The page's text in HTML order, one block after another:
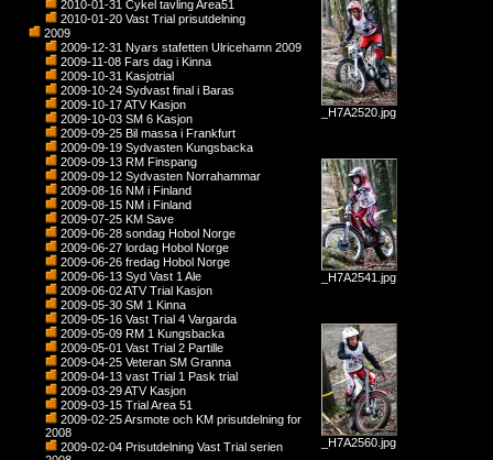
2010-01-31 Cykel tavling Area51
2010-01-20 Vast Trial prisutdelning
2009
2009-12-31 Nyars stafetten Ulricehamn 2009
2009-11-08 Fars dag i Kinna
2009-10-31 Kasjotrial
2009-10-24 Sydvast final i Baras
2009-10-17 ATV Kasjon
2009-10-03 SM 6 Kasjon
2009-09-25 Bil massa i Frankfurt
2009-09-19 Sydvasten Kungsbacka
2009-09-13 RM Finspang
2009-09-12 Sydvasten Norrahammar
2009-08-16 NM i Finland
2009-08-15 NM i Finland
2009-07-25 KM Save
2009-06-28 sondag Hobol Norge
2009-06-27 lordag Hobol Norge
2009-06-26 fredag Hobol Norge
2009-06-13 Syd Vast 1 Ale
2009-06-02 ATV Trial Kasjon
2009-05-30 SM 1 Kinna
2009-05-16 Vast Trial 4 Vargarda
2009-05-09 RM 1 Kungsbacka
2009-05-01 Vast Trial 2 Partille
2009-04-25 Veteran SM Granna
2009-04-13 vast Trial 1 Pask trial
2009-03-29 ATV Kasjon
2009-03-15 Trial Area 51
2009-02-25 Arsmote och KM prisutdelning for
2008
2009-02-04 Prisutdelning Vast Trial serien
_H7A2520.jpg
_H7A2541.jpg
_H7A2560.jpg